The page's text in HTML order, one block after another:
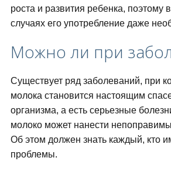
роста и развития ребенка, поэтому
случаях его употребление даже
Можно ли при
Существует ряд заболеваний, при
молока становится настоящим
организма, а есть серьезные
молоко может нанести
Об этом должен знать каждый, кто
проблемы.